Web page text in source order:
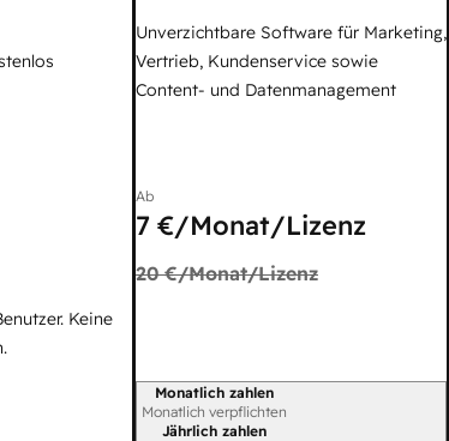
Keine
Unverzichtbare Software für Marketing,
Vertrieb, Kundenservice sowie
Content- und Datenmanagement
Ab
7 €/Monat/Lizenz
20 €/Monat/Lizenz
Abrechnungszeitraum
Monatlich zahlen
Monatlich verpflichten
Jährlich zahlen